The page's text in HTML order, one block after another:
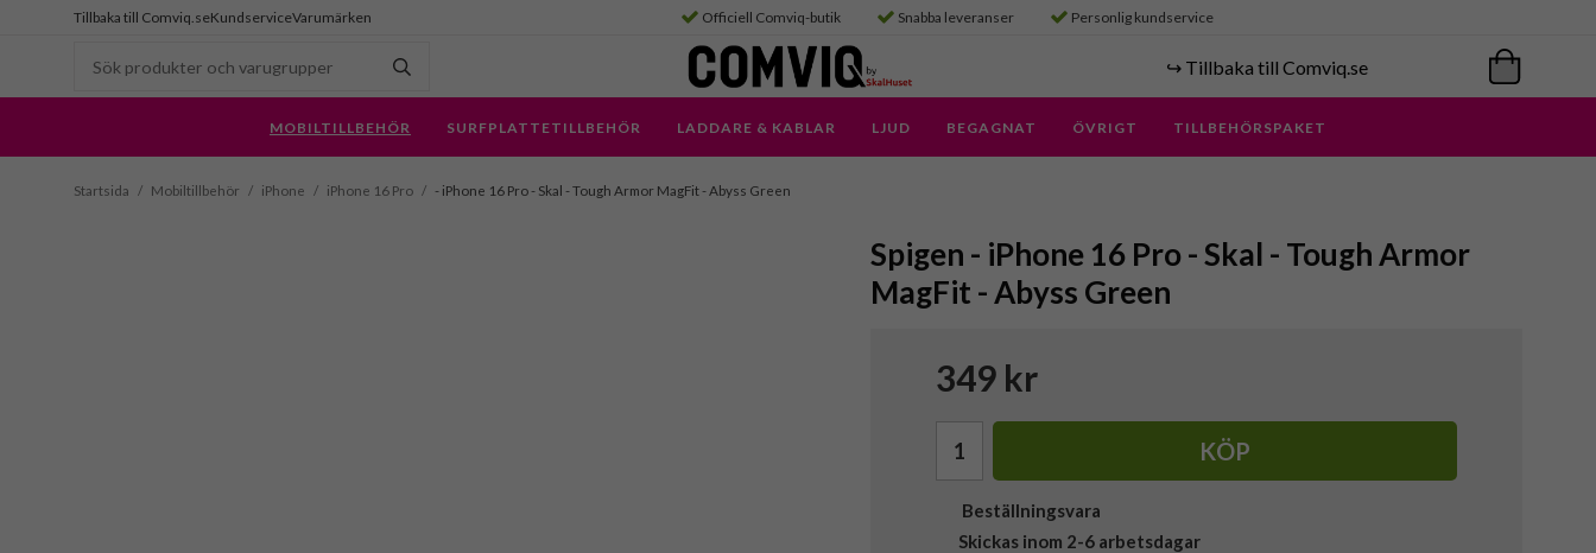
Tillbaka till Comviq.seKundserviceVarumärken Officiell Comviq-butik Snabba leveranser Personlig kundservice
↪️ Tillbaka till Comviq.se
MOBILTILLBEHÖR SURFPLATTETILLBEHÖR LADDARE & KABLAR LJUD BEGAGNAT ÖVRIGT TILLBEHÖRSPAKET
Startsida / Mobiltillbehör / iPhone / iPhone 16 Pro / - iPhone 16 Pro - Skal - Tough Armor MagFit - Abyss Green
Spigen - iPhone 16 Pro - Skal - Tough Armor
MagFit - Abyss Green
349 kr
KÖP
Beställningsvara
Skickas inom 2-6 arbetsdagar